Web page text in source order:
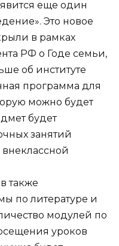
еще один
Это новое
в рамках
РФ о Годе семьи,
об институте
программа для
можно будет
будет
занятий
также
по литературе и
модулей по
уроков